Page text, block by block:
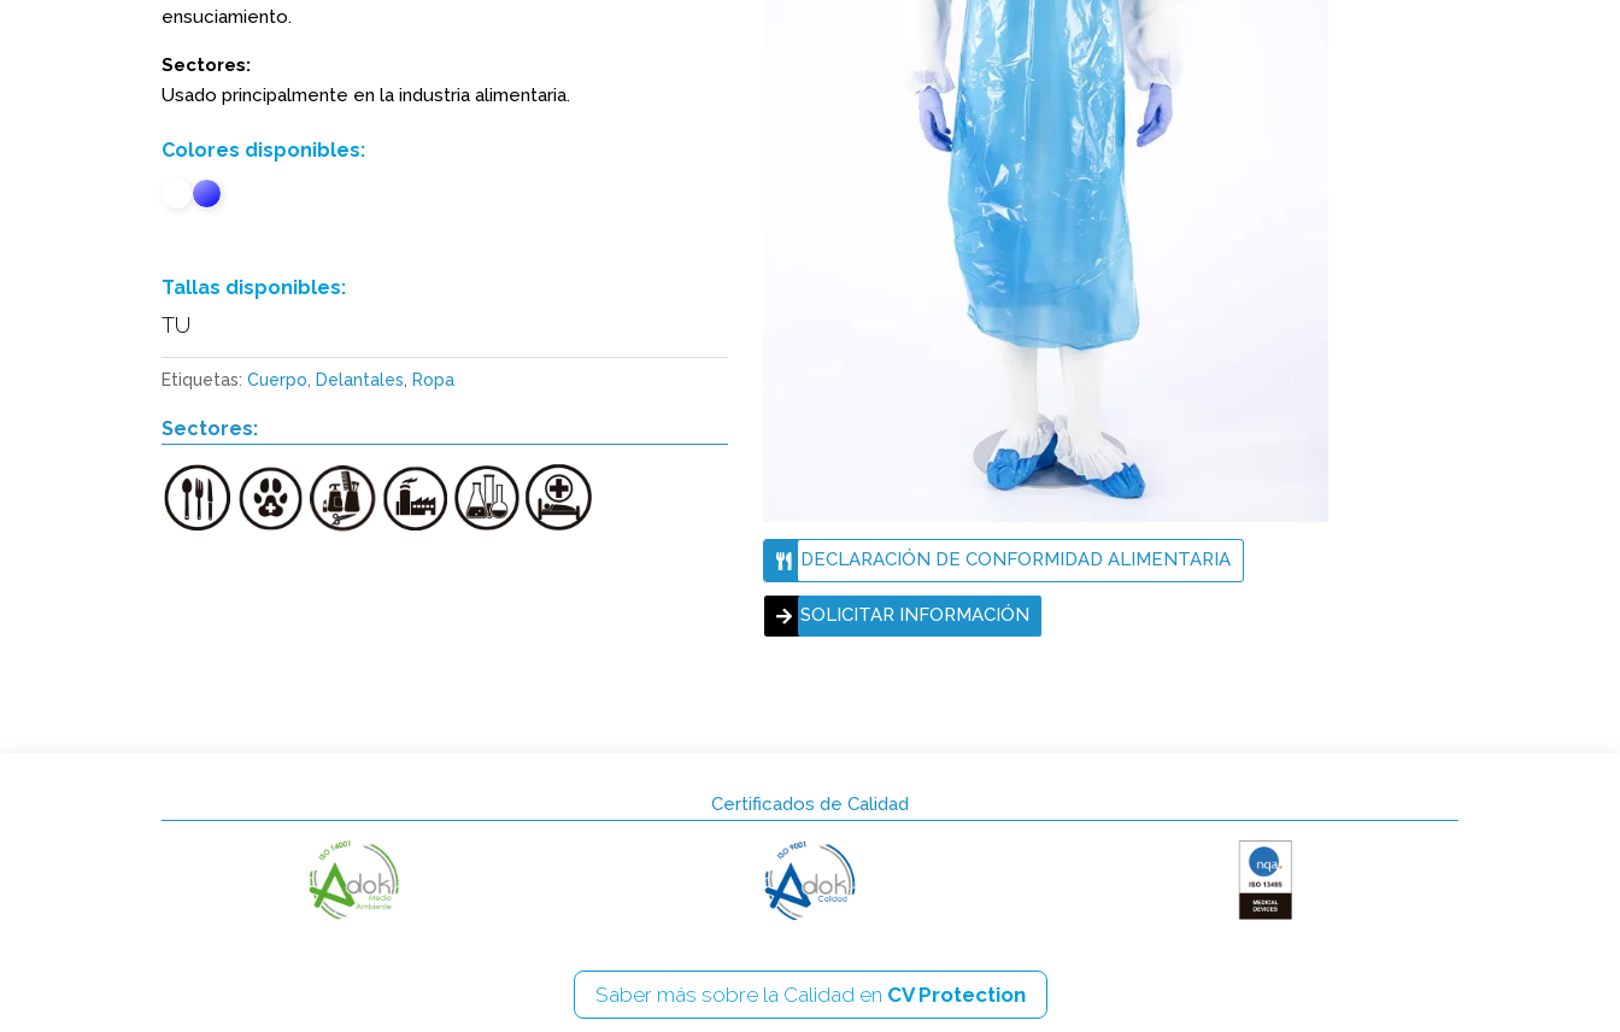
ensuciamiento.
Sectores:
Usado principalmente en la industria alimentaria.
Colores disponibles:
Tallas disponibles:
TU
Etiquetas:Cuerpo Delantales Ropa
Sectores:
DECLARACIÓN DE CONFORMIDAD ALIMENTARIA
SOLICITAR INFORMACIÓN
Certificados de Calidad
Saber más sobre la Calidad en CV Protection